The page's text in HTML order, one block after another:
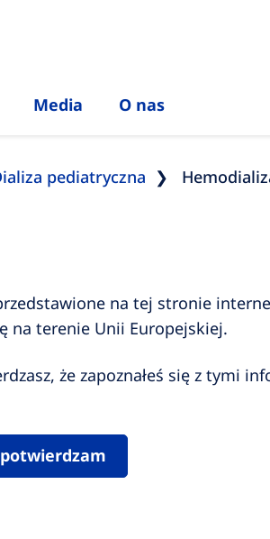
Media O nas
pediatryczna
na tej stronie
na terenie Unii Europejskiej.
że zapoznałeś się z tymi